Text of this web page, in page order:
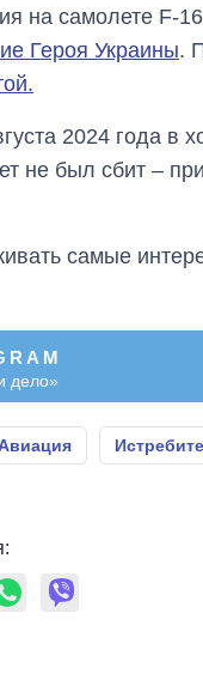
на самолете F-16
Героя Украины.
2024 года в
не был сбит –
самые
дело»